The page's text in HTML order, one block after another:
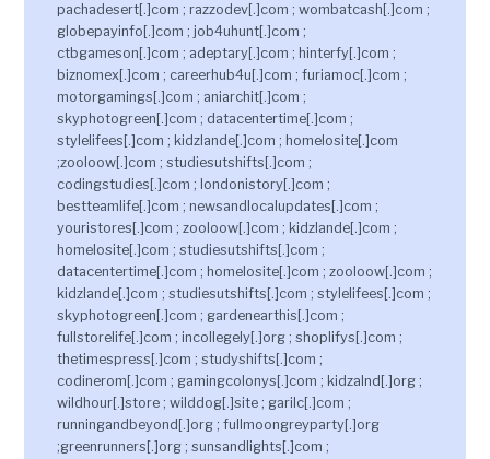
pachadesert[.]com ; razzodev[.]com ; wombatcash[.]com ;
globepayinfo[.]com ; job4uhunt[.]com ;
ctbgameson[.]com ; adeptary[.]com ; hinterfy[.]com ;
biznomex[.]com ; careerhub4u[.]com ; furiamoc[.]com ;
motorgamings[.]com ; aniarchit[.]com ;
skyphotogreen[.]com ; datacentertime[.]com ;
stylelifees[.]com ; kidzlande[.]com ; homelosite[.]com
;zooloow[.]com ; studiesutshifts[.]com ;
codingstudies[.]com ; londonistory[.]com ;
bestteamlife[.]com ; newsandlocalupdates[.]com ;
youristores[.]com ; zooloow[.]com ; kidzlande[.]com ;
homelosite[.]com ; studiesutshifts[.]com ;
datacentertime[.]com ; homelosite[.]com ; zooloow[.]com ;
kidzlande[.]com ; studiesutshifts[.]com ; stylelifees[.]com ;
skyphotogreen[.]com ; gardenearthis[.]com ;
fullstorelife[.]com ; incollegely[.]org ; shoplifys[.]com ;
thetimespress[.]com ; studyshifts[.]com ;
codinerom[.]com ; gamingcolonys[.]com ; kidzalnd[.]org ;
wildhour[.]store ; wilddog[.]site ; garilc[.]com ;
runningandbeyond[.]org ; fullmoongreyparty[.]org
;greenrunners[.]org ; sunsandlights[.]com ;